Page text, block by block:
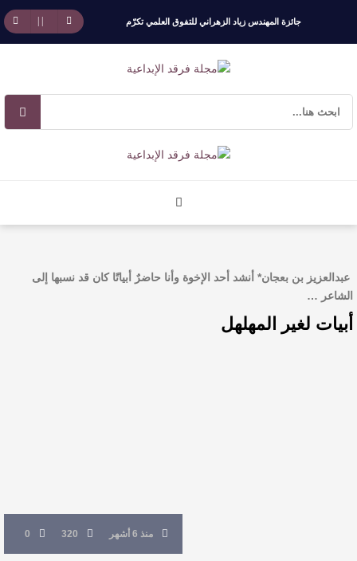
جائزة المهندس زياد الزهراني للتفوق العلمي تكرّم
نخبة من أبناء وبنات الأطاولة
مهرجان الأطاولة التراثي يجمع الشاعر عبدالواحد
القيمة الأدبية بين استحقاق النص وسلطة الجائزة
​ اللون الأحمر وشاح سردية الأدب وسر رمزية
عبدالعزيز بن بعجان* أنشد أحد الإخوة وأنا حاضرٌ أبياتًا كان قد نسبها إلى
الشاعر …
أبيات لغير المهلهل
منذ 6 أشهر 320
0